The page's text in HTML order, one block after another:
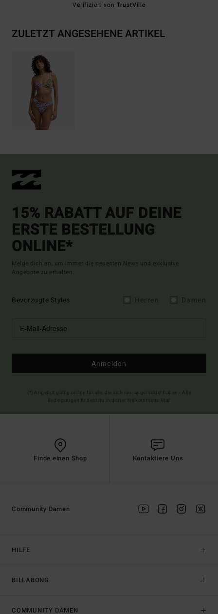
Verifiziert von TrustVille
ZULETZT ANGESEHENE ARTIKEL
15% RABATT AUF DEINE
ERSTE BESTELLUNG
ONLINE*
Melde dich an, um immer die neuesten News und exklusive
Angebote zu erhalten.
Bevorzugte Styles
Anmelden
Finde einen Shop Kontaktiere Uns
HILFE
BILLABONG
Community Damen
COMMUNITY DAMEN